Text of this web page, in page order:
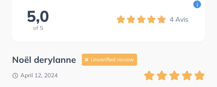
5,0
of 5
4 Avis
i
Noël derylanne Unverified review
April 12, 2024